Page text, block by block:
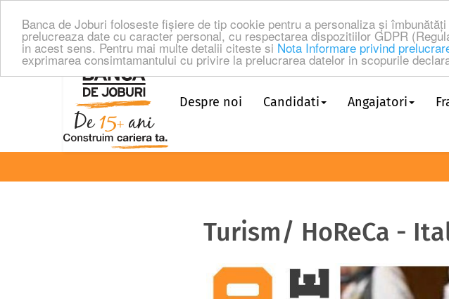
Banca de Joburi foloseste fişiere de tip cookie pentru a personaliza și
prelucreaza date cu caracter personal, cu respectarea dispozitiilor GDPR
in acest sens. Pentru mai multe detalii citeste si Nota Informare privind
exprimarea consimtamantului cu privire la prelucrarea datelor in scopurile
Despre noi Candidati Angajatori
Turism/ HoReCa -